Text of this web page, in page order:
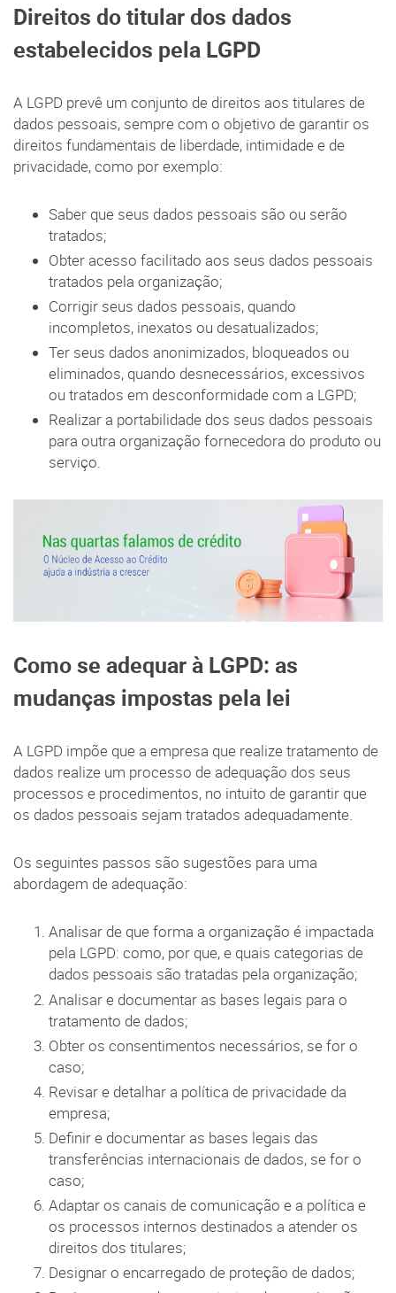
Direitos do titular dos dados
estabelecidos pela LGPD
A LGPD prevê um conjunto de direitos aos titulares de
dados pessoais, sempre com o objetivo de garantir os
direitos fundamentais de liberdade, intimidade e de
privacidade, como por exemplo:
Saber que seus dados pessoais são ou serão
tratados;
Obter acesso facilitado aos seus dados pessoais
tratados pela organização;
Corrigir seus dados pessoais, quando
incompletos, inexatos ou desatualizados;
Ter seus dados anonimizados, bloqueados ou
eliminados, quando desnecessários, excessivos
ou tratados em desconformidade com a LGPD;
Realizar a portabilidade dos seus dados pessoais
para outra organização fornecedora do produto ou
serviço.
Como se adequar à LGPD: as
mudanças impostas pela lei
A LGPD impõe que a empresa que realize tratamento de
dados realize um processo de adequação dos seus
processos e procedimentos, no intuito de garantir que
os dados pessoais sejam tratados adequadamente.
Os seguintes passos são sugestões para uma
abordagem de adequação:
Analisar de que forma a organização é impactada
pela LGPD: como, por que, e quais categorias de
dados pessoais são tratadas pela organização;
Analisar e documentar as bases legais para o
tratamento de dados;
Obter os consentimentos necessários, se for o
caso;
Revisar e detalhar a política de privacidade da
empresa;
Definir e documentar as bases legais das
transferências internacionais de dados, se for o
caso;
Adaptar os canais de comunicação e a política e
os processos internos destinados a atender os
direitos dos titulares;
Designar o encarregado de proteção de dados;